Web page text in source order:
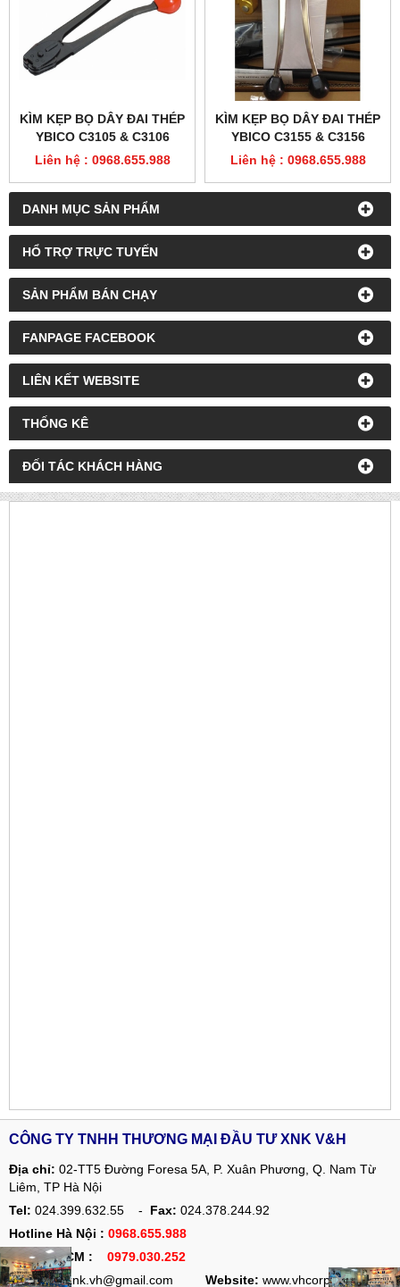
DANH MỤC SẢN PHẨM
HỔ TRỢ TRỰC TUYẾN
SẢN PHẨM BÁN CHẠY
FANPAGE FACEBOOK
LIÊN KẾT WEBSITE
THỐNG KÊ
ĐỐI TÁC KHÁCH HÀNG
KÌM KẸP BỌ DÂY ĐAI THÉP
YBICO C3105 & C3106
Liên hệ : 0968.655.988
KÌM KẸP BỌ DÂY ĐAI THÉP
YBICO C3155 & C3156
Liên hệ : 0968.655.988
CÔNG TY TNHH THƯƠNG MẠI ĐẦU TƯ XNK V&H
Địa chỉ: 02-TT5 Đường Foresa 5A, P. Xuân Phương, Q. Nam Từ
Liêm, TP Hà Nội
Tel: 024.399.632.55 - Fax: 024.378.244.92
Hotline Hà Nội : 0968.655.988
Hotline HCM :
0979.030.252
Email: ctyxnk.vh@gmail.com Website: www.vhcorp.com.vn